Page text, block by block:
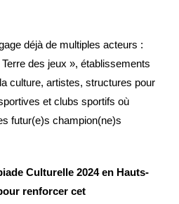
déjà de multiples acteurs :
des jeux », établissements
culture, artistes, structures pour
et clubs sportifs où
futur(e)s champion(ne)s
Culturelle 2024 en Hauts-
renforcer cet